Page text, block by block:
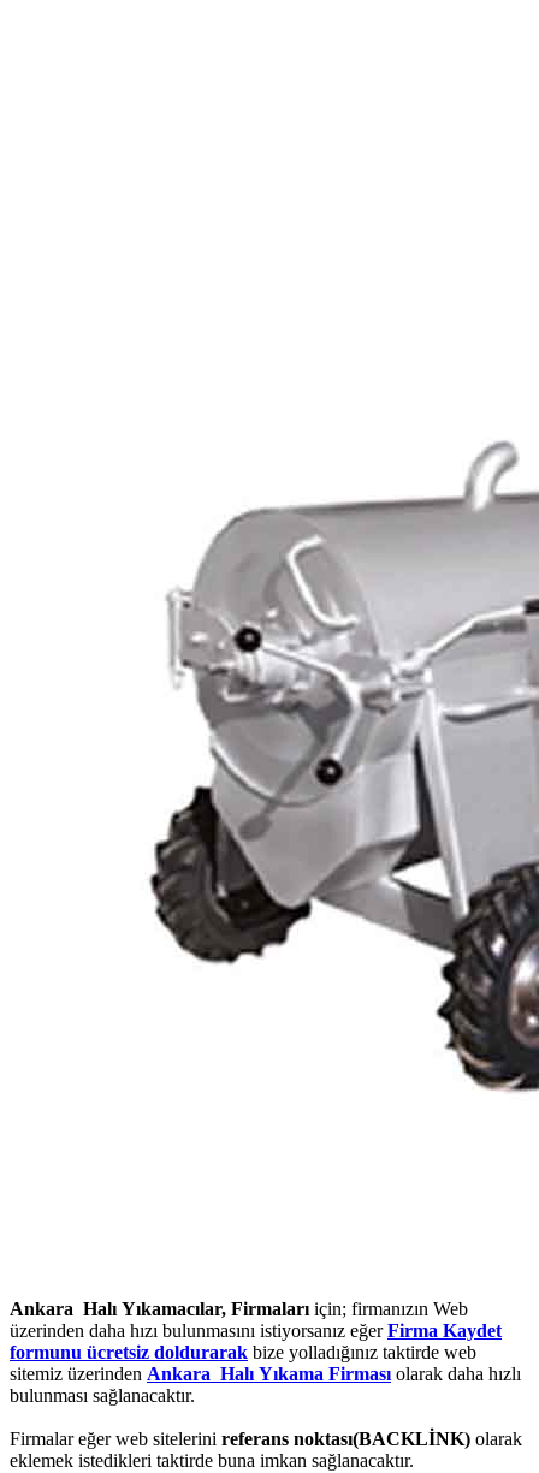
Ankara Halı Yıkamacılar, Firmalarıiçin; firmanızın Web
üzerinden daha hızı bulunmasını istiyorsanız eğerFirma Kaydet
formunu ücretsiz doldurarak bize yolladığınız taktirde web
sitemiz üzerinden Ankara Halı Yıkama Firmasıolarak daha hızlı
bulunması sağlanacaktır.
Firmalar eğer web sitelerini referans noktası(BACKLİNK) olarak
eklemek istedikleri taktirde buna imkan sağlanacaktır.